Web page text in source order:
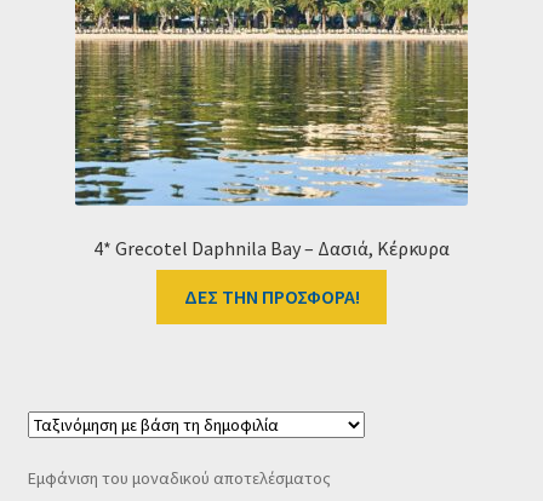
Ταμείο
HOME
4* Grecotel Daphnila Bay – Δασιά, Κέρκυρα
ΔΕΣ ΤΗΝ ΠΡΟΣΦΟΡΑ!
Εμφάνιση του μοναδικού αποτελέσματος